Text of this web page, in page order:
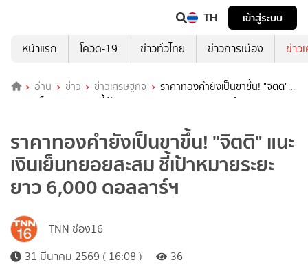
TH
เข้าสู่ระบบ
หน้าแรก
โควิด-19 ข่าวทั่วไทย ข่าวการเมือง ข่าว
อ่าน ข่าว ข่าวเศรษฐกิจ
ราคาทองคำยังเป็นขาขึ้น! "จิตติ"
แนะเงินเย็นทยอยสะสม ชี้เป้าหมายระยะยาว 6,000 ดอลลาร์ฯ
ราคาทองคำยังเป็นขาขึ้น! "จิตติ" แนะ
เงินเย็นทยอยสะสม ชี้เป้าหมายระยะ
ยาว 6,000 ดอลลาร์ฯ
TNN ช่อง16
31 มีนาคม 2569 ( 16:08 )
36